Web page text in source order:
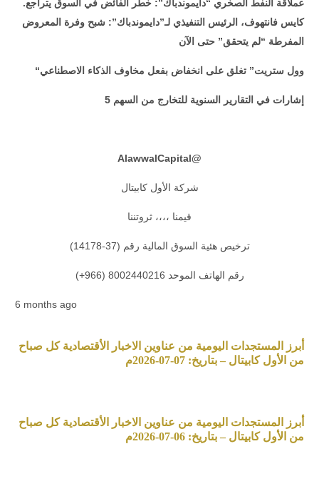
عملاقة النفط الصخري “دايموندباك”: خطر الفائض في السوق يتراجع.
كايس فانتهوف، الرئيس التنفيذي لـ”دايموندباك”: شبح وفرة المعروض
المفرطة “لم يتحقق” حتى الآن
“وول ستريت” تغلق على انخفاض بفعل مخاوف الذكاء الاصطناعي
5 إشارات في التقارير السنوية للتخارج من السهم
AlawwalCapital@
شركة الأول كابيتال
قيمنا ،،،، ثروتننا
ترخيص هئية السوق المالية رقم (37-14178)
رقم الهاتف الموحد 8002440216 (966+)
6 months ago
أبرز المستجدات اليومية من عناوين الاخبار الأقتصادية كل صباح
من الأول كابيتال – بتاريخ: 07-07-2026م
أبرز المستجدات اليومية من عناوين الاخبار الأقتصادية كل صباح
من الأول كابيتال – بتاريخ: 06-07-2026م